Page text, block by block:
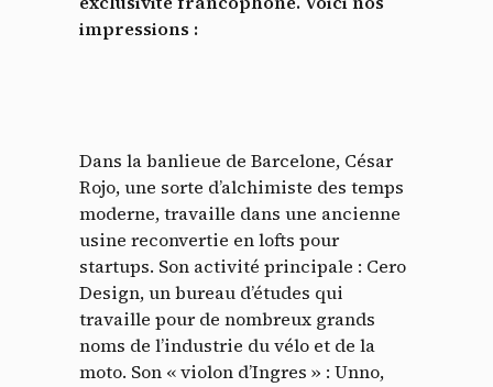
impressions :
Dans la banlieue de Barcelone, César
Rojo, une sorte d’alchimiste des temps
moderne, travaille dans une ancienne
usine reconvertie en lofts pour
startups. Son activité principale : Cero
Design, un bureau d’études qui
travaille pour de nombreux grands
noms de l’industrie du vélo et de la
moto. Son « violon d’Ingres » : Unno,